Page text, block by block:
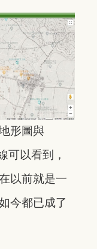
形圖與
可以看到，
以前就是一
今都已成了